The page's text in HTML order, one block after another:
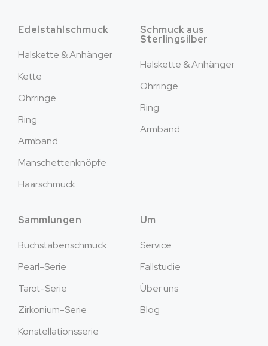
Edelstahlschmuck
Halskette & Anhänger
Kette
Ohrringe
Ring
Armband
Manschettenknöpfe
Haarschmuck
Schmuck aus
Sterlingsilber
Halskette & Anhänger
Ohrringe
Ring
Armband
Sammlungen
Buchstabenschmuck
Pearl-Serie
Tarot-Serie
Zirkonium-Serie
Konstellationsserie
Um
Service
Fallstudie
Über uns
Blog